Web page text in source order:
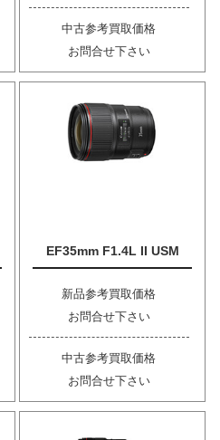
中古参考買取価格
お問合せ下さい
EF35mm F1.4L II USM
新品参考買取価格
お問合せ下さい
中古参考買取価格
お問合せ下さい